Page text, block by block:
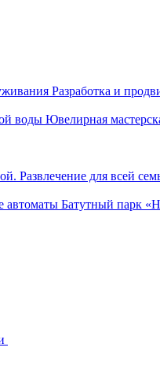
Разработка и
воды Ювелирная
Развлечение для всей
автоматы Батутный парк